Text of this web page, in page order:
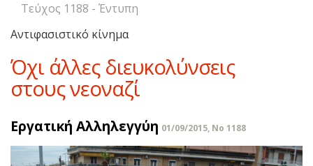
Τεύχος 1188 - Έντυπη
Αντιφασιστικό κίνημα
Όχι άλλες διευκολύνσεις
στους νεοναζί
Εργατική Αλληλεγγύη 01/09/2015, No 1188